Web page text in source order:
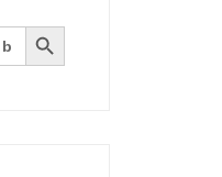
Search Button